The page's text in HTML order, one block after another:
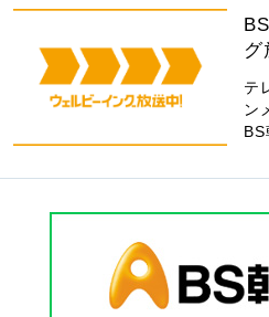
グ
テ
ン
BS